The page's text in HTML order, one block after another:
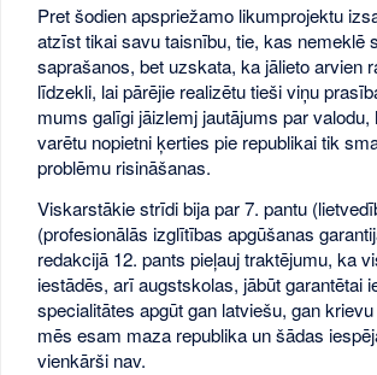
Pret šodien apspriežamo likumprojektu
atzīst tikai savu taisnību, tie, kas nemeklē
saprašanos, bet uzskata, ka jālieto arvien
līdzekli, lai pārējie realizētu tieši viņu
mums galīgi jāizlemj jautājums par valodu,
varētu nopietni ķerties pie republikai tik
problēmu risināšanas.
Viskarstākie strīdi bija par 7. pantu
(profesionālās izglītības apgūšanas
redakcijā 12. pants pieļauj traktējumu, ka
iestādēs, arī augstskolas, jābūt garantētai
specialitātes apgūt gan latviešu, gan
mēs esam maza republika un šādas
vienkārši nav.